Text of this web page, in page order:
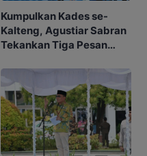
Kumpulkan Kades se-
Kalteng, Agustiar Sabran
Tekankan Tiga Pesan